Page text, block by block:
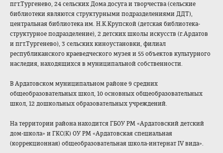
пгт.Тургенево, 24 сельских Дома досуга и творчества (сельские
библиотеки являются структурными подразделениями ДДТ),
центральная библиотека им. Н.К.Крупской (детская библиотека-
структурное подразделение), 2 детских школы искусств (г.Ардатов
и пгт.Тургенево), 3 сельских киноустановки, филиал
республиканского краеведческого музея и 55 объектов культурного
наследия, находящихся в муниципальной собственности.
В Ардатовском муниципальном районе 9 средних
общеобразовательных школ, 10 основных общеобразовательных
школ, 12 дошкольных образовательных учреждений.
На территории района находится ГБОУ РМ «Ардатовский детский
дом-школа» и ГКС(К) ОУ РМ «Ардатовская специальная
(коррекционная) общеобразовательная школа-интернат IV вида».